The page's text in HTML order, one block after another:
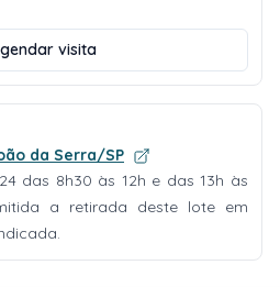
visita
da Serra/SP
das 8h30 às 12h e das 13h às
a retirada deste lote em